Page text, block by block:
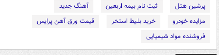
پرشین هتل
ثبت نام بیمه اربعین
آهنگ جدید
مزایده خودرو
خرید بلیط استخر
قیمت ورق آهن پرایس
فروشنده مواد شیمیایی